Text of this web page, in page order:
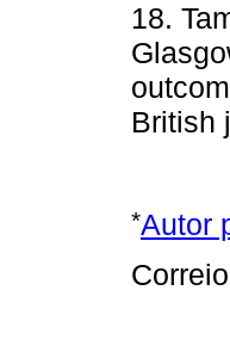
18.
British
*Autor